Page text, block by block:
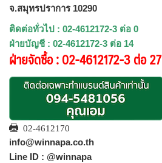
จ.สมุทรปราการ 10290
ติดต่อทั่วไป : 02-4612172-3 ต่อ 0
ฝ่ายบัญชี : 02-4612172-3 ต่อ 14
ฝ่ายจัดซื้อ : 02-4612172-3 ต่อ 27
02-4612170
info@winnapa.co.th
Line ID : @winnapa